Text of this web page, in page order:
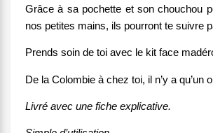
Grâce à sa pochette et son chouchou
nos petites mains, ils pourront te suivre
Prends soin de toi avec le kit face
De la Colombie à chez toi, il n’y a qu’un
Livré avec une fiche explicative.